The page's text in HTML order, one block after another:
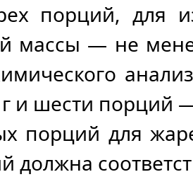
порций, для
массы — не
г и шести порций
порций для
должна